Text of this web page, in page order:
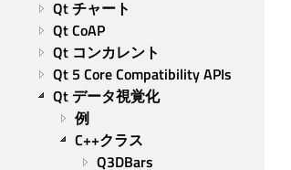
Qt チャート
Qt CoAP
Qt コンカレント
Qt 5 Core Compatibility APIs
Qt データ視覚化
例
C++クラス
Q3DBars